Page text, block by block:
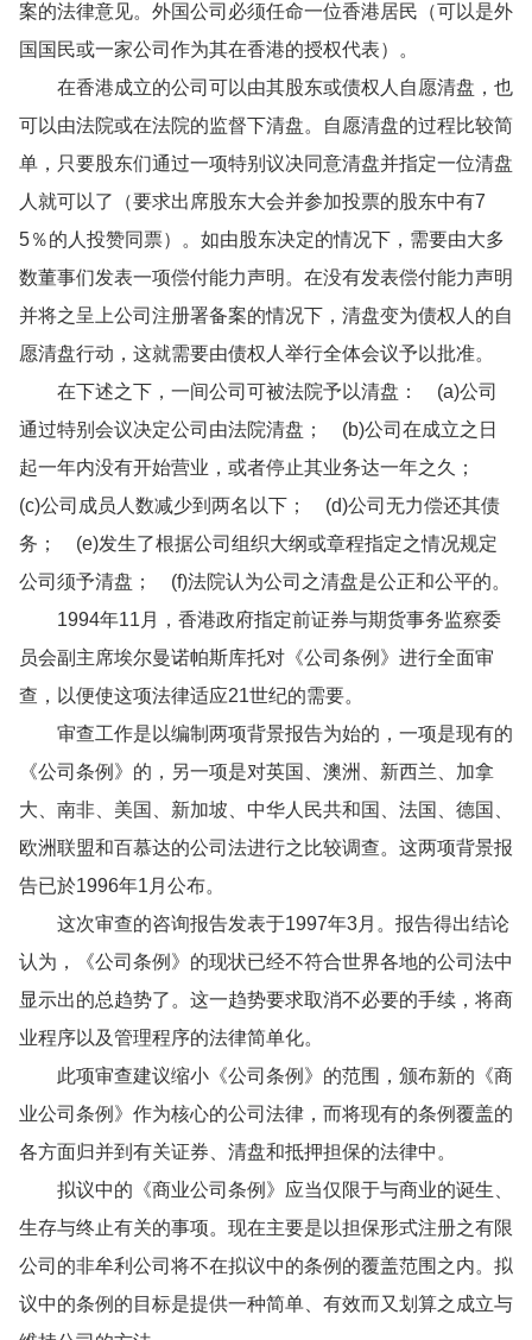
案的法律意见。外国公司必须任命一位香港居民（可以是外
国国民或一家公司作为其在香港的授权代表）。
在香港成立的公司可以由其股东或债权人自愿清盘，也
可以由法院或在法院的监督下清盘。自愿清盘的过程比较简
单，只要股东们通过一项特别议决同意清盘并指定一位清盘
人就可以了（要求出席股东大会并参加投票的股东中有7
5％的人投赞同票）。如由股东决定的情况下，需要由大多
数董事们发表一项偿付能力声明。在没有发表偿付能力声明
并将之呈上公司注册署备案的情况下，清盘变为债权人的自
愿清盘行动，这就需要由债权人举行全体会议予以批准。
在下述之下，一间公司可被法院予以清盘： (a)公司
通过特别会议决定公司由法院清盘； (b)公司在成立之日
起一年内没有开始营业，或者停止其业务达一年之久；
(c)公司成员人数减少到两名以下； (d)公司无力偿还其债
务； (e)发生了根据公司组织大纲或章程指定之情况规定
公司须予清盘； (f)法院认为公司之清盘是公正和公平的。
1994年11月，香港政府指定前证券与期货事务监察委
员会副主席埃尔曼诺帕斯库托对《公司条例》进行全面审
查，以便使这项法律适应21世纪的需要。
审查工作是以编制两项背景报告为始的，一项是现有的
《公司条例》的，另一项是对英国、澳洲、新西兰、加拿
大、南非、美国、新加坡、中华人民共和国、法国、德国、
欧洲联盟和百慕达的公司法进行之比较调查。这两项背景报
告已於1996年1月公布。
这次审查的咨询报告发表于1997年3月。报告得出结论
认为，《公司条例》的现状已经不符合世界各地的公司法中
显示出的总趋势了。这一趋势要求取消不必要的手续，将商
业程序以及管理程序的法律简单化。
此项审查建议缩小《公司条例》的范围，颁布新的《商
业公司条例》作为核心的公司法律，而将现有的条例覆盖的
各方面归并到有关证券、清盘和抵押担保的法律中。
拟议中的《商业公司条例》应当仅限于与商业的诞生、
生存与终止有关的事项。现在主要是以担保形式注册之有限
公司的非牟利公司将不在拟议中的条例的覆盖范围之内。拟
议中的条例的目标是提供一种简单、有效而又划算之成立与